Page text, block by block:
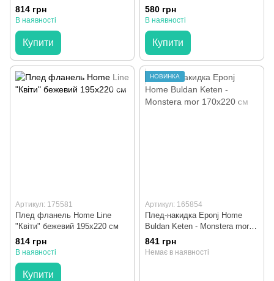
814 грн
В наявності
Купити
580 грн
В наявності
Купити
Артикул: 175581
Плед фланель Home Line
"Квіти" бежевий 195х220 см
814 грн
В наявності
Купити
НОВИНКА
Артикул: 165854
Плед-накидка Eponj Home
Buldan Keten - Monstera mor
170x220 см
841 грн
Немає в наявності